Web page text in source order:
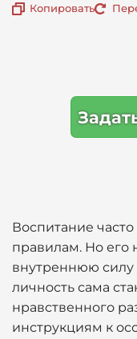
Копировать
Воспитание
правилам. Но его
внутреннюю силу
личность сама
нравственного
инструкциям к